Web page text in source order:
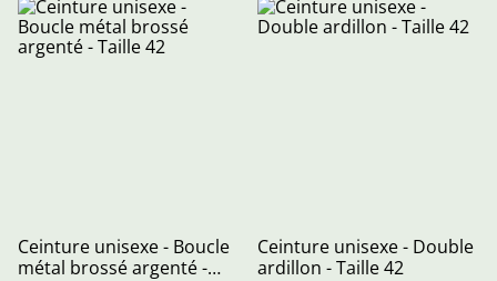
Ceinture unisexe - Boucle
métal brossé argenté -
Ceinture unisexe - Double
ardillon - Taille 42